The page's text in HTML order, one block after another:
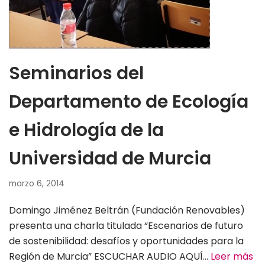
Seminarios del
Departamento de Ecología
e Hidrología de la
Universidad de Murcia
marzo 6, 2014
Domingo Jiménez Beltrán (Fundación Renovables)
presenta una charla titulada “Escenarios de futuro
de sostenibilidad: desafíos y oportunidades para la
Región de Murcia” ESCUCHAR AUDIO AQUÍ… Leer más